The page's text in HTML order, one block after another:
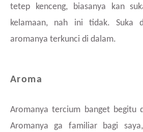
tetep kenceng, biasanya kan
kelamaan, nah ini tidak. Suka
aromanya terkunci di dalam.
Aroma
Aromanya tercium banget begitu
Aromanya ga familiar bagi